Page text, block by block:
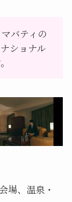
バティの
ショナル
場、温泉・